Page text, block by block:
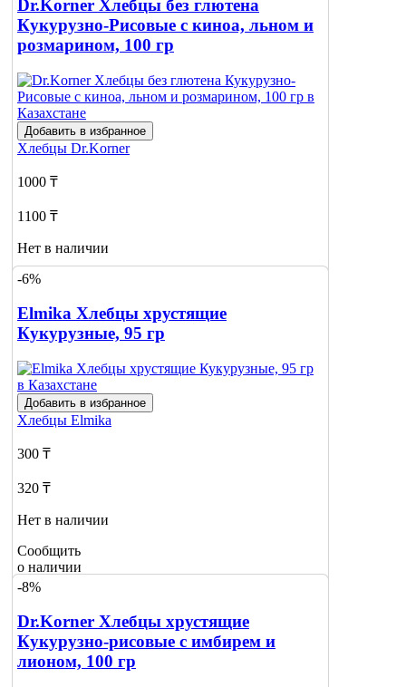
Dr.Korner Хлебцы без глютена
Кукурузно-Рисовые с киноа, льном и
розмарином, 100 гр
Добавить в избранное
Хлебцы Dr.Korner
1000 ₸
1100 ₸
Нет в наличии
Сообщить
-6%
Elmika Хлебцы хрустящие
Кукурузные, 95 гр
Добавить в избранное
Хлебцы Elmika
300 ₸
320 ₸
Нет в наличии
Сообщить
о наличии
-8%
Dr.Korner Хлебцы хрустящие
Кукурузно-рисовые с имбирем и
лионом, 100 гр